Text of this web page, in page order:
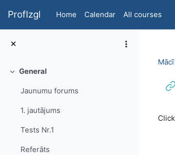
ProfIzgl Home Calendar All courses
Collapse
General
Jaunumu forums
1. jautājums
Tests Nr.1
Referāts